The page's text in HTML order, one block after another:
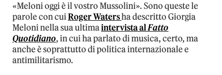
«Meloni oggi è il vostro Mussolini». Sono queste le
parole con cuiRoger Watersha descritto Giorgia
Meloni nella sua ultimaintervista alFatto
Quotidiano, in cui ha parlato di musica, certo, ma
anche è soprattutto di politica internazionale e
antimilitarismo.